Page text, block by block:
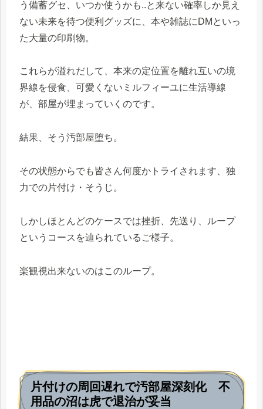
う備蓄グセ、いつか使うかも..と来ない確率しか見え
ない未来を待つ便利グッズに、本や雑誌にDMといっ
た大量の印刷物。
これらが溢れだして、本来の定位置を離れ互いの境
界線を侵食、可愛くないミルフィーユに生活導線
が、部屋が埋まっていくのです。
結果、そう汚部屋堕ち。
その状態からでも皆さん何度かトライされます、独
力での片付け・そうじ。
しかしほとんどのケースでは挫折、先送り、ループ
というコースを辿られているご様子。
楽観視出来ないのはこのループ。
片付けの周回遅れで汚部屋深刻化 不
用品の沼は虎で退治が妥当